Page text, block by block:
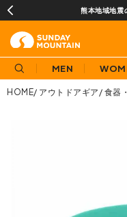
熊本地域地震
MEN
HOME アウトドアギア 食器